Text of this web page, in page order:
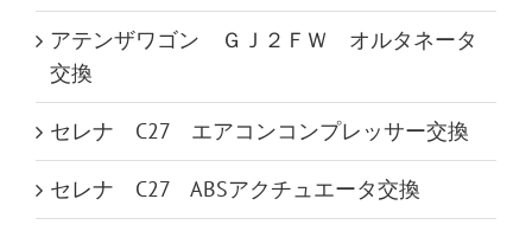
アテンザワゴン ＧＪ２ＦＷ オルタネータ
交換
セレナ C27 エアコンコンプレッサー交換
セレナ C27 ABSアクチュエータ交換